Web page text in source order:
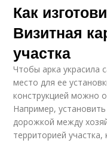
Как
Визитная
участка
Чтобы арка украсила
место для ее
конструкцией можно
Например,
дорожкой между
территорией участка,